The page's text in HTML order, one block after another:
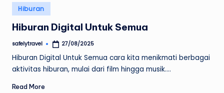
Posted
in
Hiburan
Hiburan Digital Untuk Semua
Posted
safelytravel 27/08/2025
Hiburan Digital Untuk Semua cara kita menikmati berbagai
aktivitas hiburan, mulai dari film hingga musik.…
Read More